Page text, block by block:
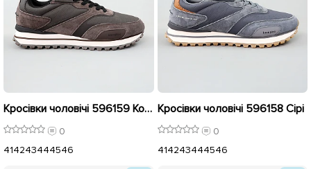
Кросівки чоловічі 596159 Коричневі
0
414243444546
Кросівки чоловічі 596158 Сірі
0
414243444546